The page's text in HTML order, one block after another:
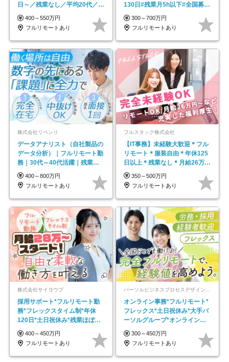
日～／残業なし／平均20代／リ
モートOK
400～550万円
フルリモートあり
130日#残業月5h以下#全国募集
#最大1年の研修
300～700万円
フルリモートあり
株式会社リベンリ
データアナリスト（自社製品の
データ分析）｜フルリモート勤
務｜30代～40代活躍｜残業少
なめ｜子育て社員多数活躍
400～800万円
フルリモートあり
フルスタック株式会社
【IT事務】未経験大歓迎＊フル
リモート＊服装自由＊年休125
日以上＊残業なし＊月給26万円
以上
350～500万円
フルリモートあり
株式会社サイヨウブ
採用サポート*フルリモート勤
務*フレックスタイム制*年休
120日*土日祝休み*残業ほぼな
し*育児中社員8割以上
400～450万円
フルリモートあり
パーソルビジネスプロセスデザイン株式会社 事業開発本部
オンライン事務*フルリモート*
フレックス*土日祝休み*大手パ
ーソルグループ*オンライン面
接*30～40代活躍中
300～450万円
フルリモートあり